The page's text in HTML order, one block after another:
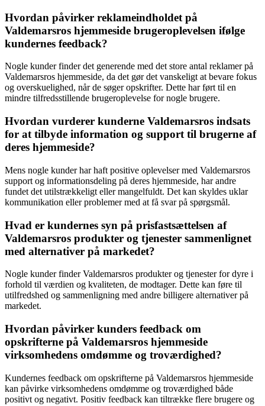
Hvordan påvirker reklameindholdet på
Valdemarsros hjemmeside brugeroplevelsen ifølge
kundernes feedback?
Nogle kunder finder det generende med det store antal reklamer på
Valdemarsros hjemmeside, da det gør det vanskeligt at bevare fokus
og overskuelighed, når de søger opskrifter. Dette har ført til en
mindre tilfredsstillende brugeroplevelse for nogle brugere.
Hvordan vurderer kunderne Valdemarsros indsats
for at tilbyde information og support til brugerne af
deres hjemmeside?
Mens nogle kunder har haft positive oplevelser med Valdemarsros
support og informationsdeling på deres hjemmeside, har andre
fundet det utilstrækkeligt eller mangelfuldt. Det kan skyldes uklar
kommunikation eller problemer med at få svar på spørgsmål.
Hvad er kundernes syn på prisfastsættelsen af
Valdemarsros produkter og tjenester sammenlignet
med alternativer på markedet?
Nogle kunder finder Valdemarsros produkter og tjenester for dyre i
forhold til værdien og kvaliteten, de modtager. Dette kan føre til
utilfredshed og sammenligning med andre billigere alternativer på
markedet.
Hvordan påvirker kunders feedback om
opskrifterne på Valdemarsros hjemmeside
virksomhedens omdømme og troværdighed?
Kundernes feedback om opskrifterne på Valdemarsros hjemmeside
kan påvirke virksomhedens omdømme og troværdighed både
positivt og negativt. Positiv feedback kan tiltrække flere brugere og